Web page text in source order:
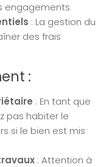
engagements
: La gestion du
des frais
:
: En tant que
pas habiter le
si le bien est mis
: Attention à